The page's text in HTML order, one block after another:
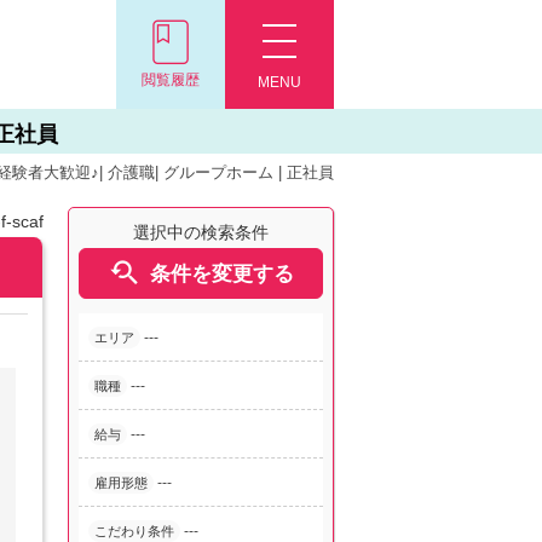
MENU
閲覧履歴
社員
験者大歓迎♪| 介護職| グループホーム | 正社員
選択中の検索条件
 条件を変更する
エリア ---
職種 ---
給与 ---
雇用形態 ---
こだわり条件 ---
scaf